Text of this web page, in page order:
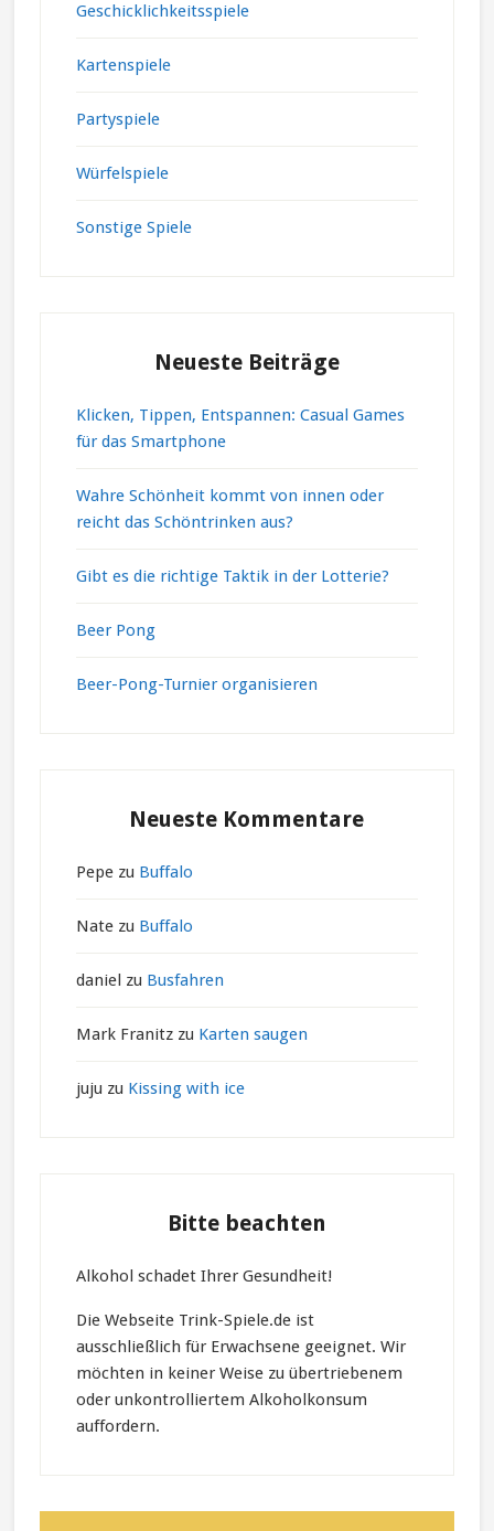
Geschicklichkeitsspiele
Kartenspiele
Partyspiele
Würfelspiele
Sonstige Spiele
Neueste Beiträge
Klicken, Tippen, Entspannen: Casual Games
für das Smartphone
Wahre Schönheit kommt von innen oder
reicht das Schöntrinken aus?
Gibt es die richtige Taktik in der Lotterie?
Beer Pong
Beer-Pong-Turnier organisieren
Neueste Kommentare
Pepezu Buffalo
Natezu Buffalo
daniel zu Busfahren
Mark Franitzzu Karten saugen
juju zu Kissing with ice
Bitte beachten
Alkohol schadet Ihrer Gesundheit!
Die Webseite Trink-Spiele.de ist
ausschließlich für Erwachsene geeignet. Wir
möchten in keiner Weise zu übertriebenem
oder unkontrolliertem Alkoholkonsum
auffordern.